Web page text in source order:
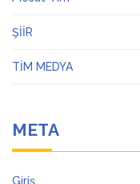
ŞİİR
TİM MEDYA
META
Giriş